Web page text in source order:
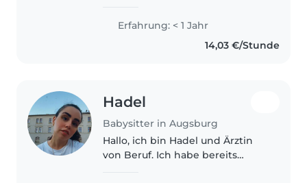
Bachelor's degree in Data
Science, but my true passion lies
in working with children. I'm..
Erfahrung: < 1 Jahr
14,03 €/Stunde
Hadel
Babysitter in Augsburg
Hallo, ich bin Hadel und Ärztin
von Beruf. Ich habe bereits